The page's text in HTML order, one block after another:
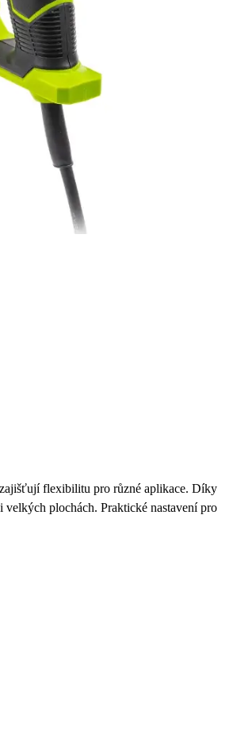
flexibilitu pro různé aplikace. Díky
velkých plochách. Praktické nastavení pro